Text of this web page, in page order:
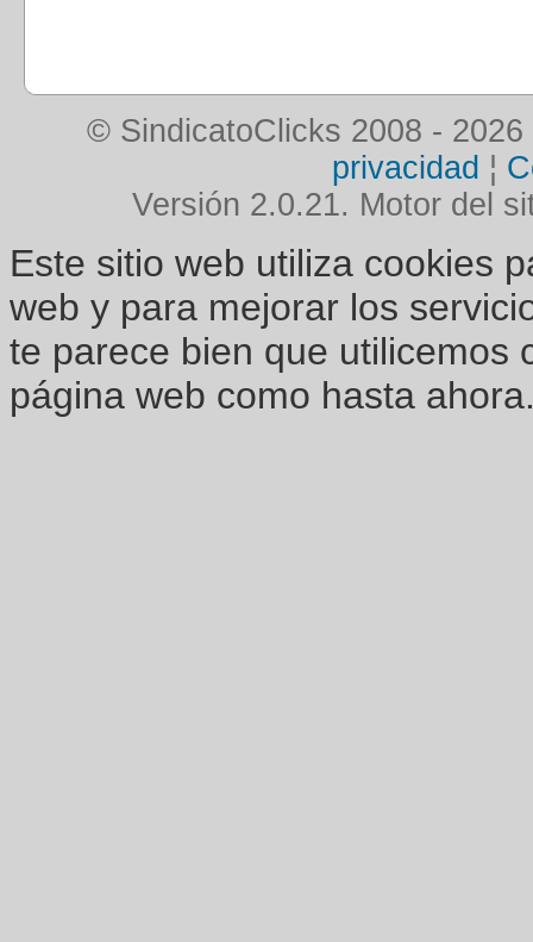
© SindicatoClicks 2008 - 2026
privacidad ¦
Versión 2.0.21. Motor del
Este sitio web utiliza cookies
web y para mejorar los
te parece bien que utilicemos
página web como hasta